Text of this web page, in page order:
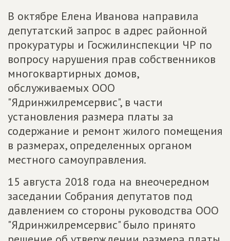
В октябре Елена Иванова направила
депутатский запрос в адрес районной
прокуратуры и Госжилинспекции ЧР по
вопросу нарушения прав собственников
многоквартирных домов,
обслуживаемых ООО
"Ядринжилремсервис", в части
установления размера платы за
содержание и ремонт жилого помещения
в размерах, определенных органом
местного самоуправления.
15 августа 2018 года на внеочередном
заседании Собрания депутатов под
давлением со стороны руководства ООО
"Ядринжилремсервис" было принято